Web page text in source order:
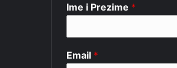
Ime i Prezime *
Email *